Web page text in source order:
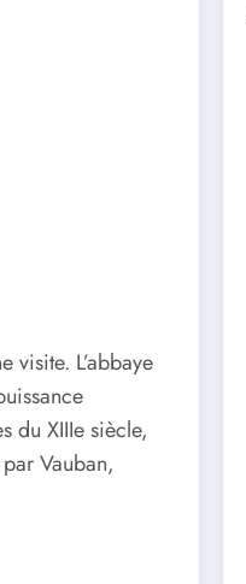
visite. L’abbaye
du XIIIe siècle,
Vauban,